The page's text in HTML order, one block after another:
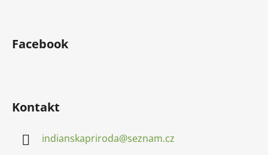
Facebook
Kontakt
indianskapriroda@seznam.cz